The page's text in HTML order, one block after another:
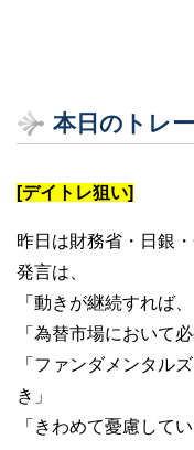
本日のトレ
[デイトレ狙い]
昨日は財務省・日銀
発言は、
「動きが継続すれば
「為替市場において
「ファンダメンタル
き」
「きわめて憂慮してい